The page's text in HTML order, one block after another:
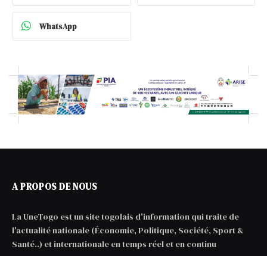
WhatsApp
A PROPOS DE NOUS
La UneTogo est un site togolais d'information qui traite de
l'actualité nationale (Économie, Politique, Société, Sport &
Santé..) et internationale en temps réel et en continu